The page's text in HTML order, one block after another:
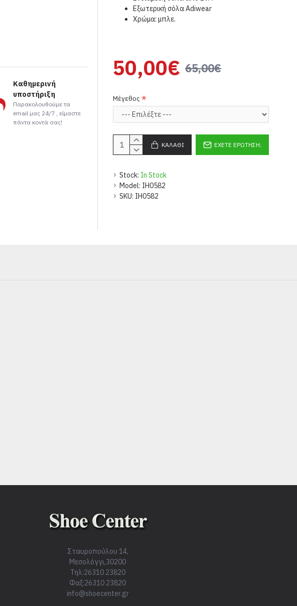
Καθημερινή
υποστήριξη
Παρακολουθούμε τα
email μας 24/7 , είμαστε
πάντα κοντά σας!
Εξωτερική σόλα Adiwear
Χρώμα: μπλε.
Stock: In Stock
Model: IH0582
SKU: IH0582
65,00€
50,00€
Μέγεθος
ΚΑΛΆΘΙ ΈΧΕΤΕ ΕΡΏΤΗΣΗ;
Σταυροπούλου 14,
Μεσολόγγι,30200
Τηλ:26310 23820
Φαξ:26310 23820
info@shoecenter.gr